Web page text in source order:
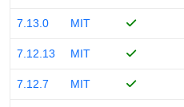
7.13.0 MIT
7.12.13 MIT
7.12.7 MIT